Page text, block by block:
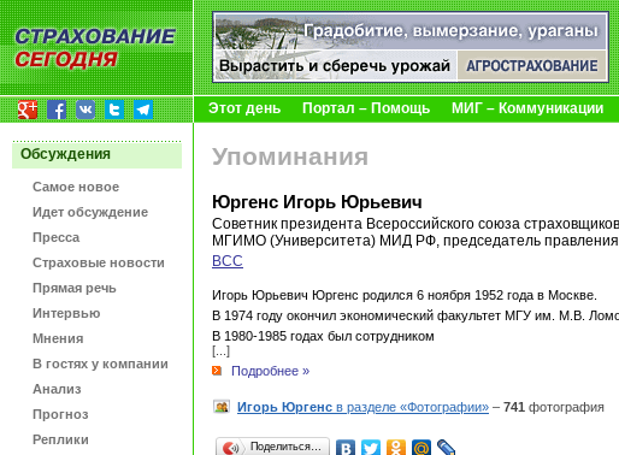
Этот день Портал – Помощь МИГ – Коммуникации
Обсуждения
Самое новое
Идет обсуждение
Пресса
Страховые новости
Прямая речь
Интервью
Мнения
В гостях у компании
Анализ
Прогноз
Реплики
Упоминания
Юргенс Игорь Юрьевич
Советник президента Всероссийского союза
МГИМО (Университета) МИД РФ, председатель
ВСС
Игорь Юрьевич Юргенс родился 6 ноября 1952 года в Москве.
В 1974 году окончил экономический факультет МГУ им. М.В.
В 1980-1985 годах был сотрудником
[...]
Подробнее »
Игорь Юргенс в разделе «Фотографии» – 741 фотография
Поделиться…